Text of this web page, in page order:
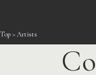
Top > Artists